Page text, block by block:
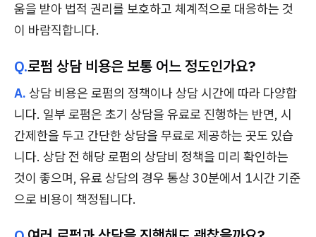
움을 받아 법적 권리를 보호하고 체계적으로 대응하는 것
이 바람직합니다.
Q.로펌 상담 비용은 보통 어느 정도인가요?
A. 상담 비용은 로펌의 정책이나 상담 시간에 따라 다양합
니다. 일부 로펌은 초기 상담을 유료로 진행하는 반면, 시
간제한을 두고 간단한 상담을 무료로 제공하는 곳도 있습
니다. 상담 전 해당 로펌의 상담비 정책을 미리 확인하는
것이 좋으며, 유료 상담의 경우 통상 30분에서 1시간 기준
으로 비용이 책정됩니다.